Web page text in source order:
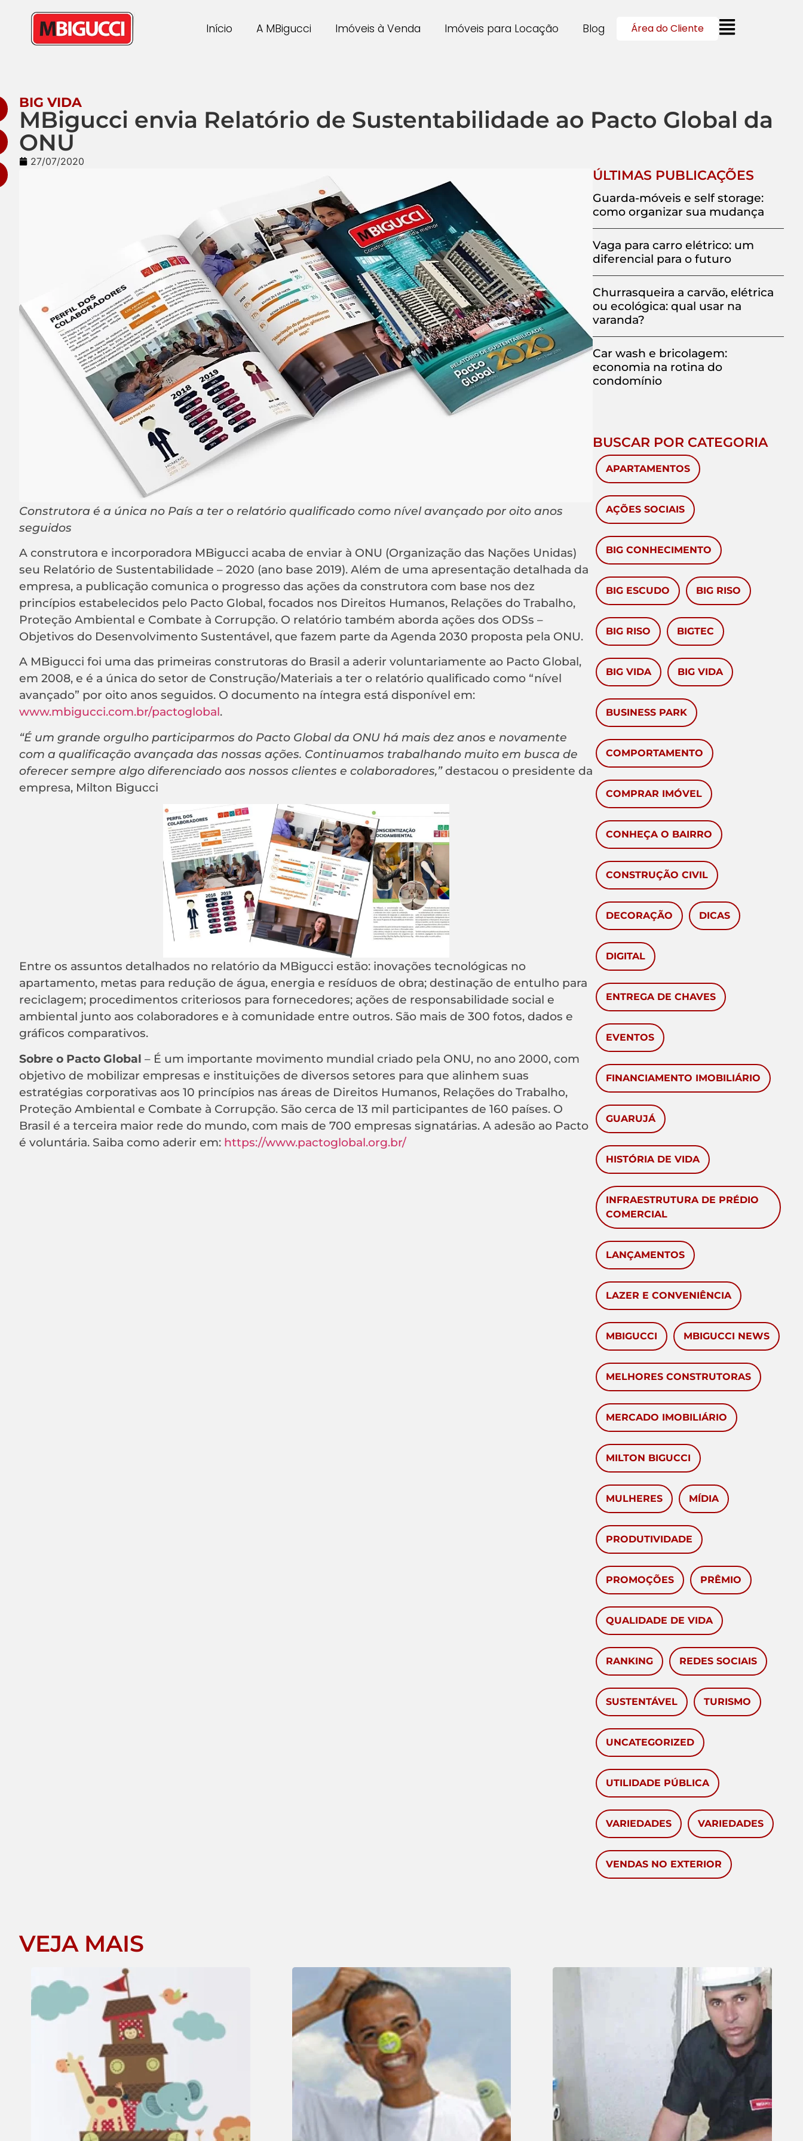
Início A MBigucci Imóveis à Venda Imóveis para Locação Blog Área do Cliente
BIG VIDA
MBigucci envia Relatório de Sustentabilidade ao Pacto Global da
ONU
27/07/2020
Construtora é a única no País a ter o relatório qualificado como nível avançado por oito anos
seguidos
A construtora e incorporadora MBigucci acaba de enviar à ONU (Organização das Nações Unidas)
seu Relatório de Sustentabilidade – 2020 (ano base 2019). Além de uma apresentação detalhada da
empresa, a publicação comunica o progresso das ações da construtora com base nos dez
princípios estabelecidos pelo Pacto Global, focados nos Direitos Humanos, Relações do Trabalho,
Proteção Ambiental e Combate à Corrupção. O relatório também aborda ações dos ODSs –
Objetivos do Desenvolvimento Sustentável, que fazem parte da Agenda 2030 proposta pela ONU.
A MBigucci foi uma das primeiras construtoras do Brasil a aderir voluntariamente ao Pacto Global,
em 2008, e é a única do setor de Construção/Materiais a ter o relatório qualificado como “nível
avançado” por oito anos seguidos. O documento na íntegra está disponível em:
www.mbigucci.com.br/pactoglobal.
“É um grande orgulho participarmos do Pacto Global da ONU há mais dez anos e novamente
com a qualificação avançada das nossas ações. Continuamos trabalhando muito em busca de
oferecer sempre algo diferenciado aos nossos clientes e colaboradores,”destacou o presidente da
empresa, Milton Bigucci
Entre os assuntos detalhados no relatório da MBigucci estão: inovações tecnológicas no
apartamento, metas para redução de água, energia e resíduos de obra; destinação de entulho para
reciclagem; procedimentos criteriosos para fornecedores; ações de responsabilidade social e
ambiental junto aos colaboradores e à comunidade entre outros. São mais de 300 fotos, dados e
gráficos comparativos.
Sobre o Pacto Global – É um importante movimento mundial criado pela ONU, no ano 2000, com
objetivo de mobilizar empresas e instituições de diversos setores para que alinhem suas
estratégias corporativas aos 10 princípios nas áreas de Direitos Humanos, Relações do Trabalho,
Proteção Ambiental e Combate à Corrupção. São cerca de 13 mil participantes de 160 países. O
Brasil é a terceira maior rede do mundo, com mais de 700 empresas signatárias. A adesão ao Pacto
é voluntária. Saiba como aderir em: https://www.pactoglobal.org.br/
ÚLTIMAS PUBLICAÇÕES
Guarda-móveis e self storage:
como organizar sua mudança
Vaga para carro elétrico: um
diferencial para o futuro
Churrasqueira a carvão, elétrica
ou ecológica: qual usar na
varanda?
Car wash e bricolagem:
economia na rotina do
condomínio
BUSCAR POR CATEGORIA
APARTAMENTOS
AÇÕES SOCIAIS
BIG CONHECIMENTO
BIG ESCUDO BIG RISO
BIG RISO BIGTEC
BIG VIDA BIG VIDA
BUSINESS PARK
COMPORTAMENTO
COMPRAR IMÓVEL
CONHEÇA O BAIRRO
CONSTRUÇÃO CIVIL
DECORAÇÃO DICAS
DIGITAL
ENTREGA DE CHAVES
EVENTOS
FINANCIAMENTO IMOBILIÁRIO
GUARUJÁ
HISTÓRIA DE VIDA
INFRAESTRUTURA DE PRÉDIO
COMERCIAL
LANÇAMENTOS
LAZER E CONVENIÊNCIA
MBIGUCCI MBIGUCCI NEWS
MELHORES CONSTRUTORAS
MERCADO IMOBILIÁRIO
MILTON BIGUCCI
MULHERES MÍDIA
PRODUTIVIDADE
PROMOÇÕES PRÊMIO
QUALIDADE DE VIDA
RANKING REDES SOCIAIS
SUSTENTÁVEL TURISMO
UNCATEGORIZED
UTILIDADE PÚBLICA
VARIEDADES VARIEDADES
VENDAS NO EXTERIOR
VEJA MAIS